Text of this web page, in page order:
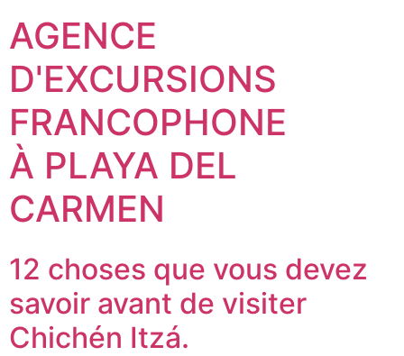
AGENCE
D'EXCURSIONS
FRANCOPHONE
À PLAYA DEL
CARMEN
12 choses que vous devez
savoir avant de visiter
Chichén Itzá.